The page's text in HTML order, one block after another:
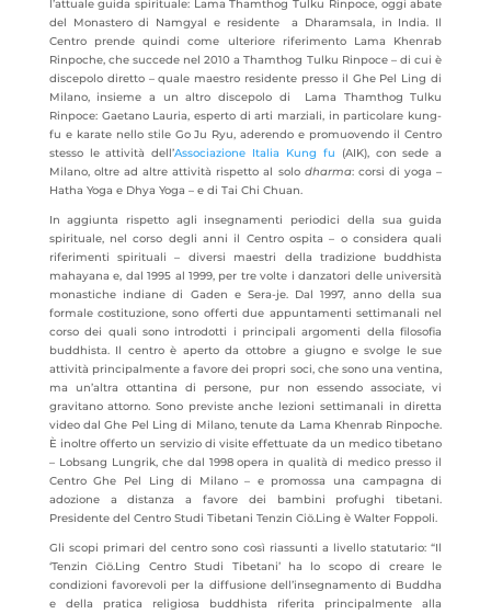
l’attuale guida spirituale: Lama Thamthog Tulku Rinpoce, oggi abate
del Monastero di Namgyal e residente a Dharamsala, in India. Il
Centro prende quindi come ulteriore riferimento Lama Khenrab
Rinpoche, che succede nel 2010 a Thamthog Tulku Rinpoce – di cui è
discepolo diretto – quale maestro residente presso il Ghe Pel Ling di
Milano, insieme a un altro discepolo di Lama Thamthog Tulku
Rinpoce: Gaetano Lauria, esperto di arti marziali, in particolare kung-
fu e karate nello stile Go Ju Ryu, aderendo e promuovendo il Centro
stesso le attività dell’Associazione Italia Kung fu (AIK), con sede a
Milano, oltre ad altre attività rispetto al solo dharma: corsi di yoga –
Hatha Yoga e Dhya Yoga – e di Tai Chi Chuan.
In aggiunta rispetto agli insegnamenti periodici della sua guida
spirituale, nel corso degli anni il Centro ospita – o considera quali
riferimenti spirituali – diversi maestri della tradizione buddhista
mahayana e, dal 1995 al 1999, per tre volte i danzatori delle università
monastiche indiane di Gaden e Sera-je. Dal 1997, anno della sua
formale costituzione, sono offerti due appuntamenti settimanali nel
corso dei quali sono introdotti i principali argomenti della filosofia
buddhista. Il centro è aperto da ottobre a giugno e svolge le sue
attività principalmente a favore dei propri soci, che sono una ventina,
ma un’altra ottantina di persone, pur non essendo associate, vi
gravitano attorno. Sono previste anche lezioni settimanali in diretta
video dal Ghe Pel Ling di Milano, tenute da Lama Khenrab Rinpoche.
È inoltre offerto un servizio di visite effettuate da un medico tibetano
– Lobsang Lungrik, che dal 1998 opera in qualità di medico presso il
Centro Ghe Pel Ling di Milano – e promossa una campagna di
adozione a distanza a favore dei bambini profughi tibetani.
Presidente del Centro Studi Tibetani Tenzin Ciö.Ling è Walter Foppoli.
Gli scopi primari del centro sono così riassunti a livello statutario: “Il
‘Tenzin Ciö.Ling Centro Studi Tibetani’ ha lo scopo di creare le
condizioni favorevoli per la diffusione dell’insegnamento di Buddha
e della pratica religiosa buddhista riferita principalmente alla